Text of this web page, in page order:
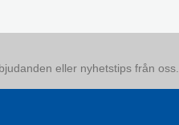
eller nyhetstips från oss.